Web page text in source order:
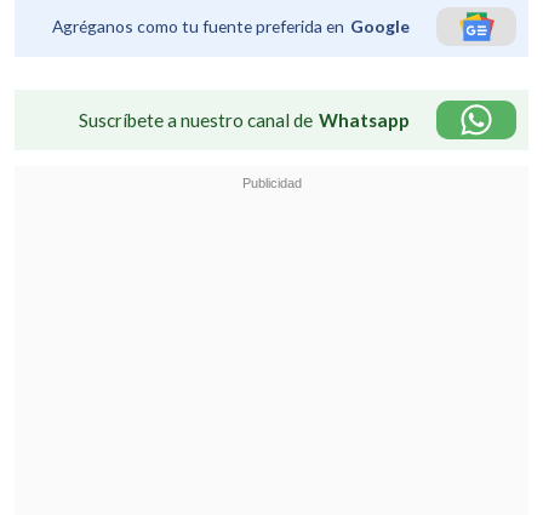
Agréganos como tu fuente preferida en Google
Suscríbete a nuestro canal de Whatsapp